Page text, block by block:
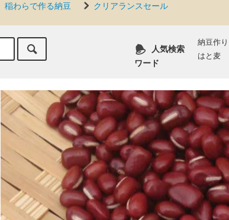
稲わらで作る納豆 クリアランスセール
人気検索
ワード
納豆作り
はと麦